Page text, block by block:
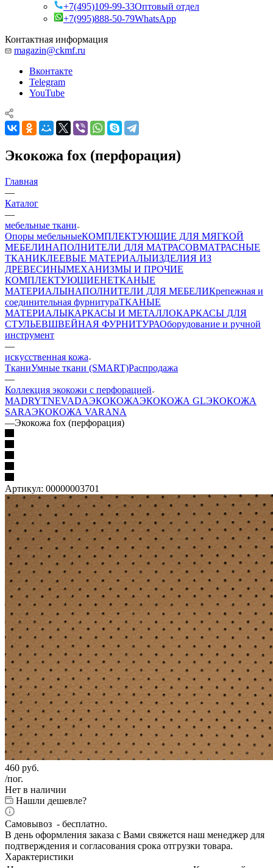
+7(495)109-99-33Оптовый отдел
+7(995)888-50-79WhatsApp
Контактная информация
magazin@ckmf.ru
Вконтакте
Telegram
YouTube
Экокожа fox (перфорация)
Главная
—
Каталог
—
мебельные ткани
Опоры мебельныеКОМПЛЕКТУЮЩИЕ ДЛЯ МЯГКОЙ
МЕБЕЛИНАПОЛНИТЕЛИ ДЛЯ МАТРАСОВМАТРАСНЫЕ
ТКАНИКЛЕЕВЫЕ МАТЕРИАЛЫИЗДЕЛИЯ ИЗ
ДРЕВЕСИНЫМЕХАНИЗМЫ И ПРОЧИЕ
КОМПЛЕКТУЮЩИЕНЕТКАНЫЕ
МАТЕРИАЛЫНАПОЛНИТЕЛИ ДЛЯ МЕБЕЛИКрепежная и
соединительная фурнитураТКАНЫЕ
МАТЕРИАЛЫКАРКАСЫ И МЕТАЛЛОКАРКАСЫ ДЛЯ
СТУЛЬЕВШВЕЙНАЯ ФУРНИТУРАОборудование и ручной
инструмент
—
искусственная кожа
ТканиУмные ткани (SMART)Распродажа
—
Коллекция экокожи с перфорацией
MADRYTNEVADAЭКОКОЖАЭКОКОЖА GLЭКОКОЖА
SARAЭКОКОЖА VARANA
—Экокожа fox (перфорация)
Артикул: 00000003701
460 руб.
/пог.
Нет в наличии
Нашли дешевле?
Самовывоз - бесплатно.
В день оформления заказа с Вами свяжется наш менеджер для
подтверждения и согласования срока отгрузки товара.
Характеристики